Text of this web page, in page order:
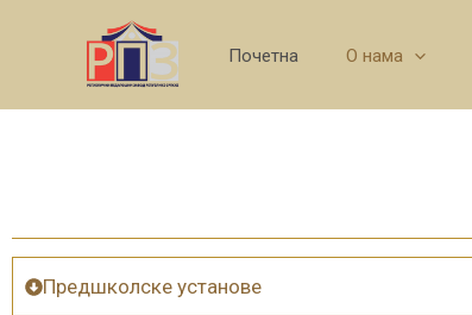
Почетна О нама
Предшколске установе